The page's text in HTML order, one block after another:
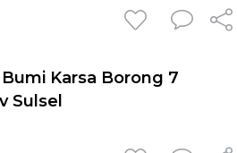
Karsa Borong 7
Sulsel